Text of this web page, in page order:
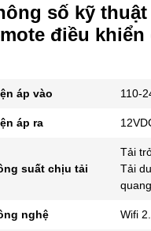
số kỹ
điều khiển
áp vào 110-
áp ra
suất chịu tải
Tải
Tải
nghệ Wifi